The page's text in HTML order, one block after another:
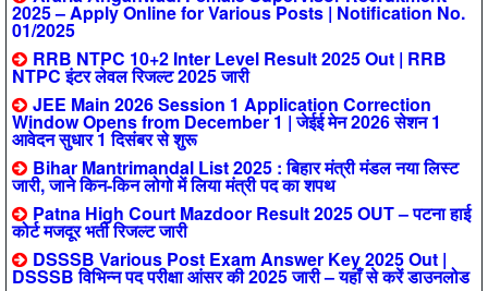
2025 – Apply Online for Various Posts | Notification No.
01/2025
RRB NTPC 10+2 Inter Level Result 2025 Out | RRB
NTPC इंटर लेवल रिजल्ट 2025 जारी
JEE Main 2026 Session 1 Application Correction
Window Opens from December 1 | जेईई मेन 2026 सेशन 1
आवेदन सुधार 1 दिसंबर से शुरू
Bihar Mantrimandal List 2025 : बिहार मंत्री मंडल नया लिस्ट
जारी, जाने किन-किन लोगो में लिया मंत्री पद का शपथ
Patna High Court Mazdoor Result 2025 OUT – पटना हाई
कोर्ट मजदूर भर्ती रिजल्ट जारी
DSSSB Various Post Exam Answer Key 2025 Out |
DSSSB विभिन्न पद परीक्षा आंसर की 2025 जारी – यहाँ से करें डाउनलोड